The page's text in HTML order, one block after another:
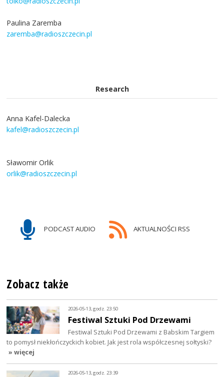
Paulina Zaremba
zaremba@radioszczecin.pl
Research
Anna Kafel-Dalecka
kafel@radioszczecin.pl
Sławomir Orlik
orlik@radioszczecin.pl
PODCAST AUDIO AKTUALNOŚCI RSS
Zobacz także
2026-05-13, godz. 23:50
Festiwal Sztuki Pod Drzewami
Festiwal Sztuki Pod Drzewami z Babskim Targiem
to pomysł niekłończyckich kobiet. Jak jest rola współczesnej sołtyski?
» więcej
2026-05-13, godz. 23:39